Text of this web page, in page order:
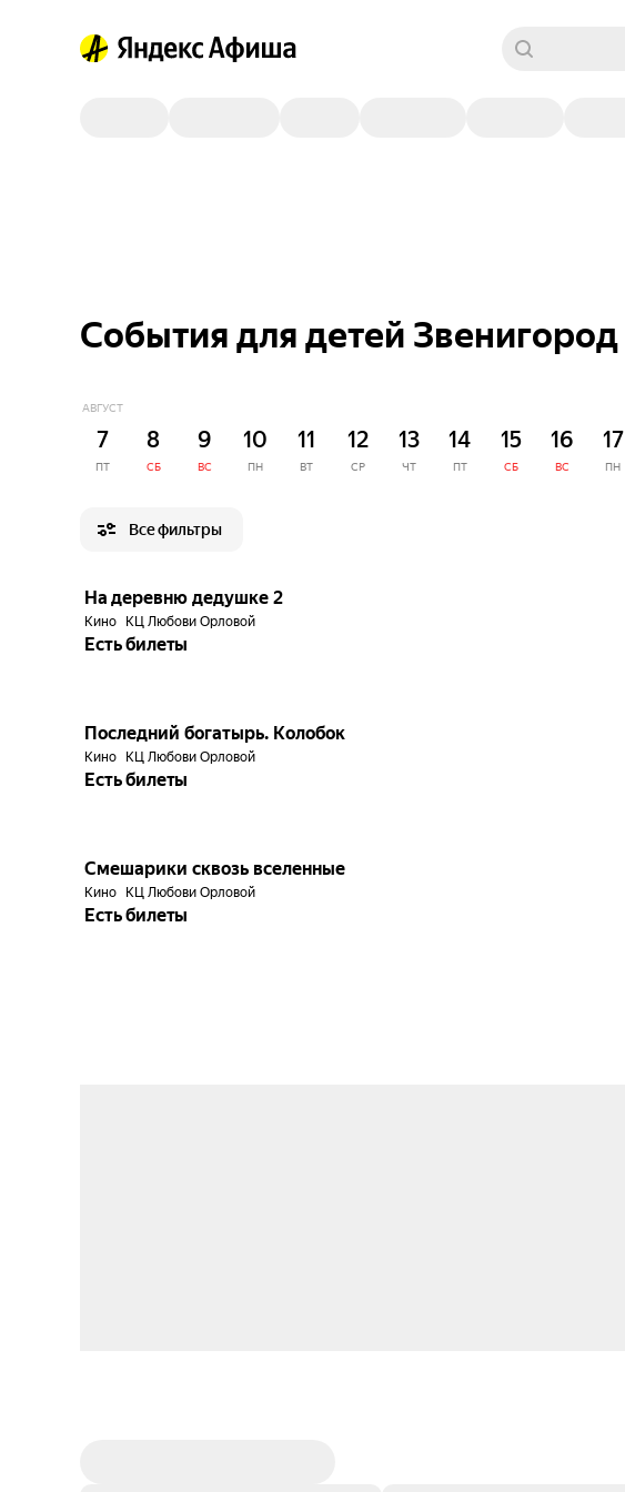
События для детей Звенигород
АВГУСТ
7
ПТ
8
СБ
9
ВС
10
ПН
11
ВТ
12
СР
13
ЧТ
14
ПТ
15
СБ
16
ВС
17
ПН
Все фильтры
7.0
На деревню дедушке 2
Кино КЦ Любови Орловой
Есть билеты
Последний богатырь. Колобок
Кино КЦ Любови Орловой
Есть билеты
6.3
Смешарики сквозь вселенные
Кино КЦ Любови Орловой
Есть билеты